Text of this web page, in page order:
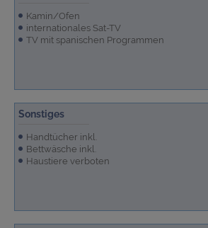
Kamin/Ofen
internationales Sat-TV
TV mit spanischen Programmen
Sonstiges
Handtücher inkl.
Bettwäsche inkl.
Haustiere verboten